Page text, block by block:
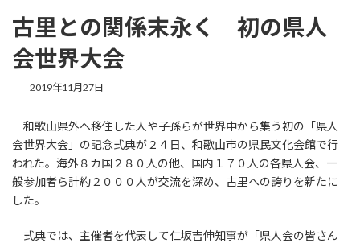
古里との関係末永く 初の県人
会世界大会
2019年11月27日
和歌山県外へ移住した人や子孫らが世界中から集う初の「県人
会世界大会」の記念式典が２４日、和歌山市の県民文化会館で行
われた。海外８カ国２８０人の他、国内１７０人の各県人会、一
般参加者ら計約２０００人が交流を深め、古里への誇りを新たに
した。
式典では、主催者を代表して仁坂吉伸知事が「県人会の皆さん